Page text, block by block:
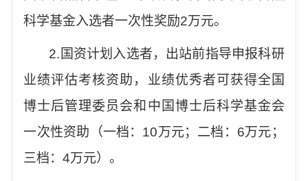
科学基金入选者一次性奖励2万元。
2. 国资计划入选者，出站前指导申报科研
业绩评估考核资助，业绩优秀者可获得全国
博士后管理委员会和中国博士后科学基金会
一次性资助（一档： 10万元；二档： 6万元；
三档：4万元）。